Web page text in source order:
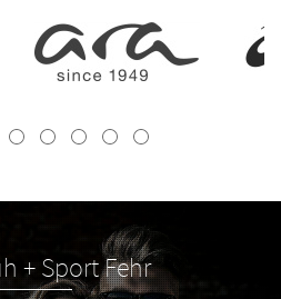
+ Sport Fehr